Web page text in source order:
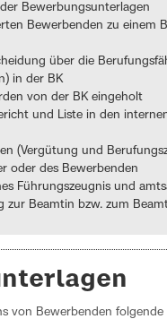
Bewerbungsunterlagen
Bewerbenden zu einem
über die
in der BK
von der BK eingeholt
und Liste in den
(Vergütung und
oder des Bewerbenden
Führungszeugnis und
zur Beamtin bzw. zum
von Bewerbenden